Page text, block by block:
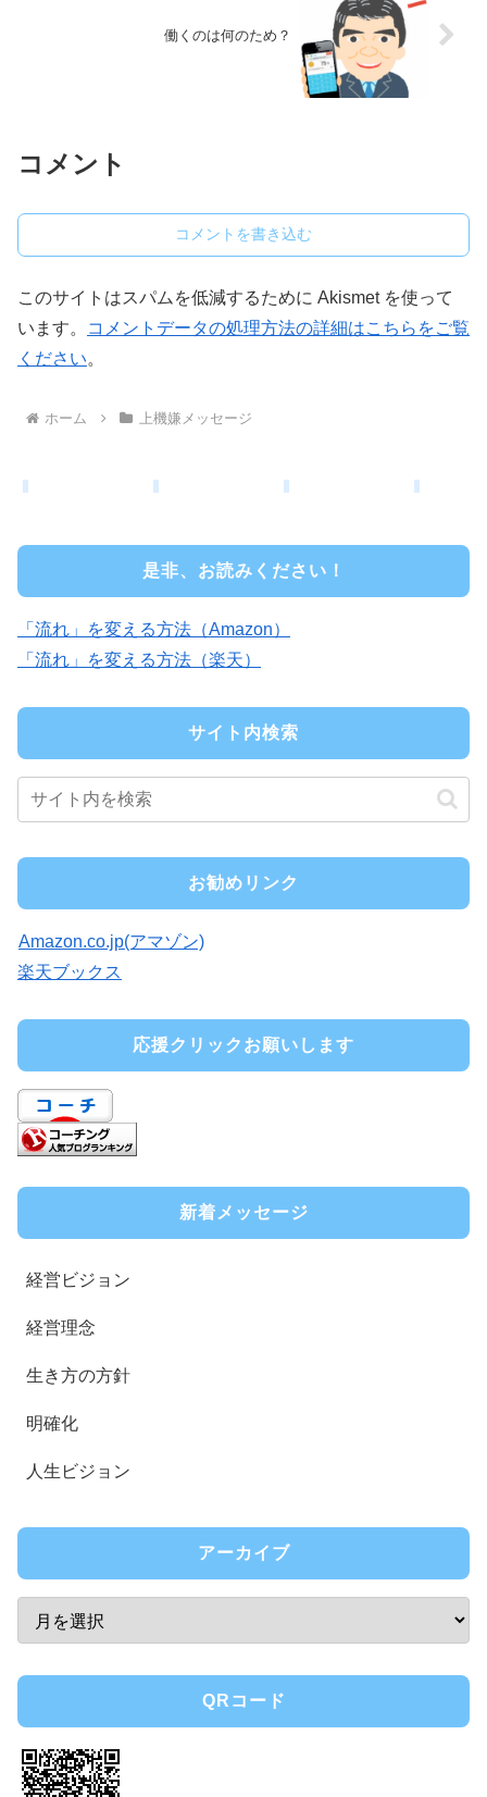
働くのは何のため？
コメント
コメントを書き込む
このサイトはスパムを低減するために Akismet を使って
います。
コメントデータの処理方法の詳細はこちらをご覧
ください。
ホーム 上機嫌メッセージ
是非、お読みください！
「流れ」を変える方法（Amazon）
「流れ」を変える方法（楽天）
サイト内検索
お勧めリンク
Amazon.co.jp(アマゾン)
楽天ブックス
応援クリックお願いします
新着メッセージ
経営ビジョン
経営理念
生き方の方針
明確化
人生ビジョン
アーカイブ
QRコード